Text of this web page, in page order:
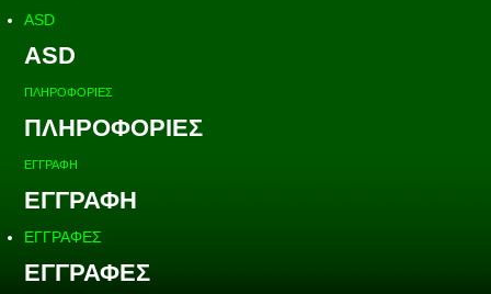
ASD
ASD
ΠΛΗΡΟΦΟΡΙΕΣ
ΠΛΗΡΟΦΟΡΙΕΣ
ΕΓΓΡΑΦΗ
ΕΓΓΡΑΦΗ
ΕΓΓΡΑΦΕΣ
ΕΓΓΡΑΦΕΣ